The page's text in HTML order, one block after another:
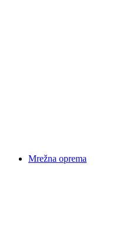
Mrežna oprema